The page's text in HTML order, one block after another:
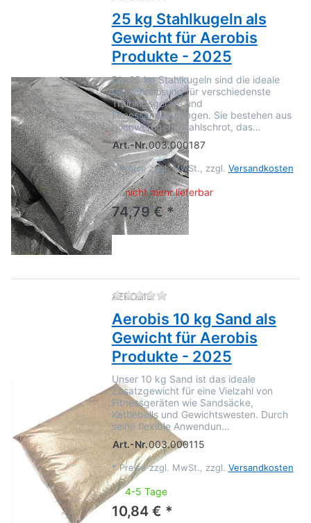
25 kg Stahlkugeln als
Gewicht für Aerobis
Produkte - 2025
Die 25 kg Stahlkugeln sind die ideale
Gewichtslösung für verschiedenste
Trainingsgeräte und
Fitnessanwendungen. Sie bestehen aus
hochwertigem Stahlschrot, das…
Art.-Nr.003.000187
* Preise zzgl. MwSt., zzgl. Versandkosten
nicht mehr lieferbar
74,79 € *
AEROBIS Zu diesem Produkt liegen
Aerobis 10 kg Sand als
Gewicht für Aerobis
Produkte - 2025
Unser 10 kg Sand ist das ideale
Zusatzgewicht für eine Vielzahl von
Fitnessgeräten wie Sandsäcke,
Kettlebells und Gewichtswesten. Durch
seine flexible Anwendun…
Art.-Nr.003.000115
* Preise zzgl. MwSt., zzgl. Versandkosten
4-5 Tage
10,84 € *